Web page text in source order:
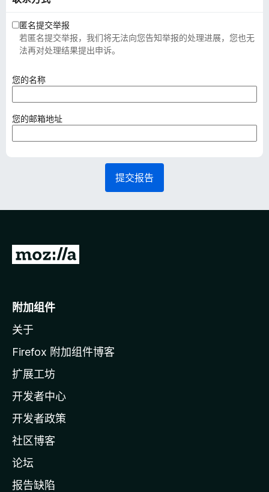
匿名提交举报
若匿名提交举报，我们将无法向您告知举报的处理进展，您也无
法再对处理结果提出申诉。
您的名称（
填
）
您的邮箱地址（
填
提交报告
转
o
i
l
a
主
页
附加组件
关于
Firefox 附加组件博客
扩展工坊
开发者中心
开发者政策
社区博客
论坛
报告缺陷